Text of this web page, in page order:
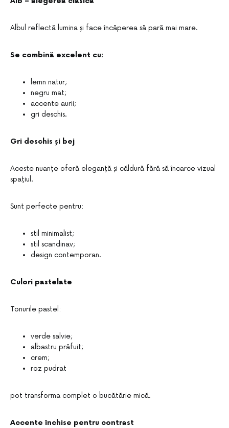
Albul reflectă lumina și face încăperea să pară mai mare.
Se combină excelent cu:
lemn natur;
negru mat;
accente aurii;
gri deschis.
Gri deschis și bej
Aceste nuanțe oferă eleganță și căldură fără să încarce vizual
spațiul.
Sunt perfecte pentru:
stil minimalist;
stil scandinav;
design contemporan.
Culori pastelate
Tonurile pastel:
verde salvie;
albastru prăfuit;
crem;
roz pudrat
pot transforma complet o bucătărie mică.
Accente închise pentru contrast